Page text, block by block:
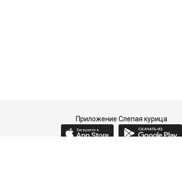
Приложение Слепая курица